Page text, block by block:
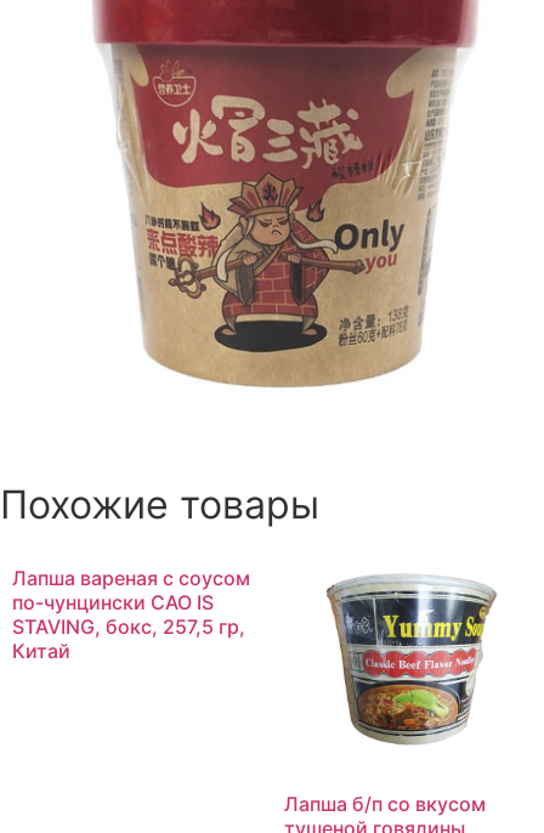
Похожие товары
Лапша вареная с соусом
по-чунцински CAO IS
STAVING, бокс, 257,5 гр,
Китай
Лапша б/п со вкусом
тушеной говядины